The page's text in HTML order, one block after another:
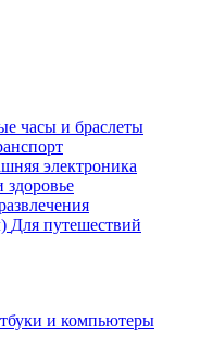
часы и браслеты
электроника
здоровье
Для путешествий
и компьютеры
в 2 недели